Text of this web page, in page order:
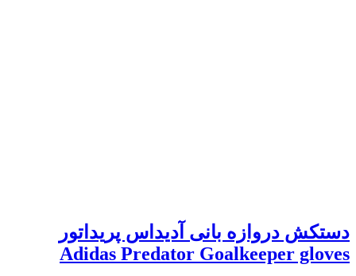
دستکش دروازه بانی آدیداس پریداتور
Adidas Predator Goalkeeper gloves